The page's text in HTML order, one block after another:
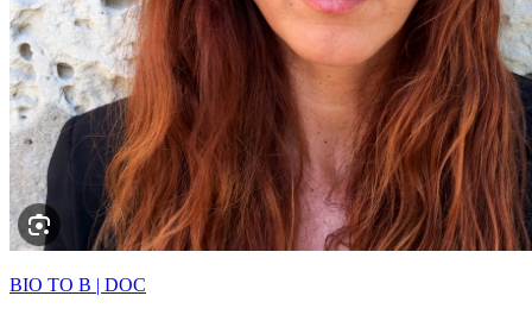
BIO TO B | DOC